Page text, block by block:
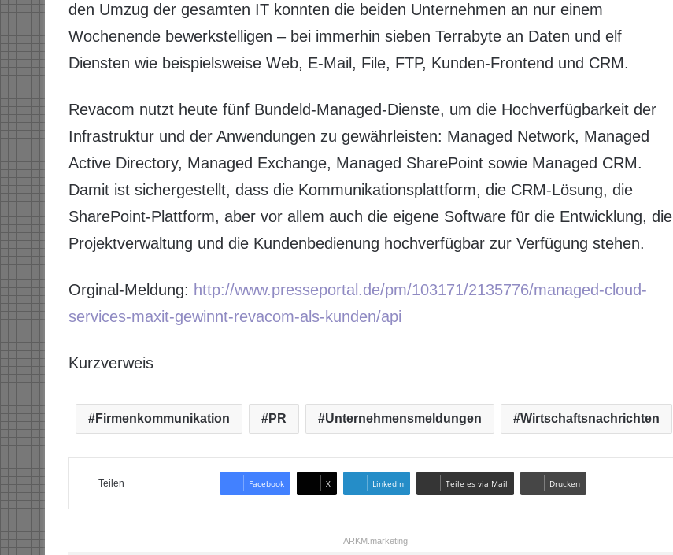
den Umzug der gesamten IT konnten die beiden Unternehmen an nur einem
Wochenende bewerkstelligen – bei immerhin sieben Terrabyte an Daten und elf
Diensten wie beispielsweise Web, E-Mail, File, FTP, Kunden-Frontend und CRM.
Revacom nutzt heute fünf Bundeld-Managed-Dienste, um die Hochverfügbarkeit der
Infrastruktur und der Anwendungen zu gewährleisten: Managed Network, Managed
Active Directory, Managed Exchange, Managed SharePoint sowie Managed CRM.
Damit ist sichergestellt, dass die Kommunikationsplattform, die CRM-Lösung, die
SharePoint-Plattform, aber vor allem auch die eigene Software für die Entwicklung, die
Projektverwaltung und die Kundenbedienung hochverfügbar zur Verfügung stehen.
Orginal-Meldung: http://www.presseportal.de/pm/103171/2135776/managed-cloud-
services-maxit-gewinnt-revacom-als-kunden/api
Kurzverweis
Firmenkommunikation PR Unternehmensmeldungen Wirtschaftsnachrichten
Teilen Facebook X LinkedIn Teile es via Mail Drucken
ARKM.marketing